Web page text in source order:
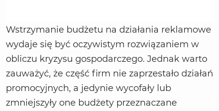
Wstrzymanie budżetu na działania reklamowe
wydaje się być oczywistym rozwiązaniem w
obliczu kryzysu gospodarczego. Jednak warto
zauważyć, że część firm nie zaprzestało działań
promocyjnych, a jedynie wycofały lub
zmniejszyły one budżety przeznaczane